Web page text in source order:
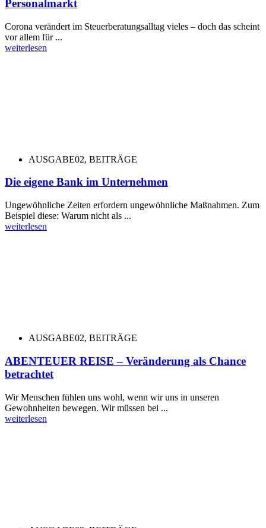
Personalmarkt
Corona verändert im Steuerberatungsalltag vieles – doch das scheint
vor allem für ...
weiterlesen
AUSGABE02, BEITRÄGE
Die eigene Bank im Unternehmen
Ungewöhnliche Zeiten erfordern ungewöhnliche Maßnahmen. Zum
Beispiel diese: Warum nicht als ...
weiterlesen
AUSGABE02, BEITRÄGE
ABENTEUER REISE – Veränderung als Chance
betrachtet
Wir Menschen fühlen uns wohl, wenn wir uns in unseren
Gewohnheiten bewegen. Wir müssen bei ...
weiterlesen